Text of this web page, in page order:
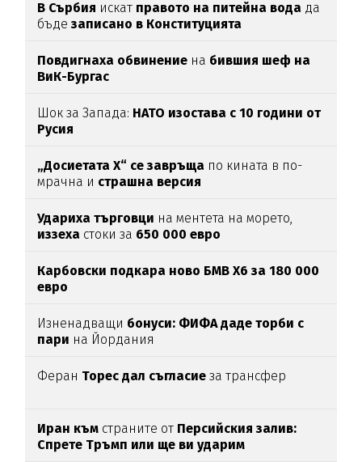
В Сърбия искат правото на питейна вода да
бъде записано в Конституцията
Повдигнаха обвинение на бившия шеф на
ВиК-Бургас
Шок за Запада: НАТО изостава с 10 години от
Русия
„Досиетата Х“ се завръща по кината в по-
мрачна и страшна версия
Удариха търговци на ментета на морето,
иззеха стоки за 650 000 евро
Карбовски подкара ново БМВ Х6 за 180 000
евро
Изненадващи бонуси: ФИФА даде торби с
пари на Йордания
Феран Торес дал съгласиеза трансфер
Иран към страните от Персийския залив:
Спрете Тръмп или ще ви ударим